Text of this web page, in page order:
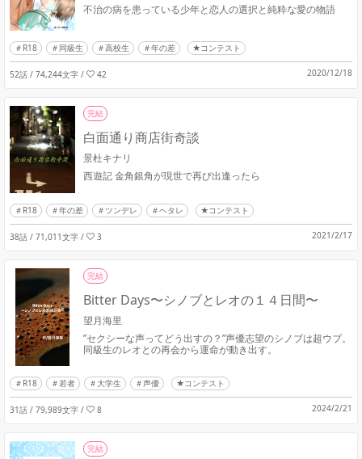
不治の病を患っている少年と恋人の選択と純粋な愛の物語
R18 同級生 高校生 年の差 ★コンテスト
52話 / 74,244文字 / 42 2020/12/18
完結
白面通り商店街奇談
景杜キナリ
西遊記 金角銀角が現世で再び出逢ったら
R18 年の差 ツンデレ ヘタレ ★コンテスト
38話 / 71,011文字 / 3 2021/2/17
完結
Bitter Days〜シノブとレオの１４日間〜
望月海里
”セクシーな声ってどう出すの？”声優志望のシノブは超ウブ。
同級生のレオとの再会から運命が動き出す。
R18 若者 大学生 声優 ★コンテスト
31話 / 79,989文字 / 8 2024/2/21
完結